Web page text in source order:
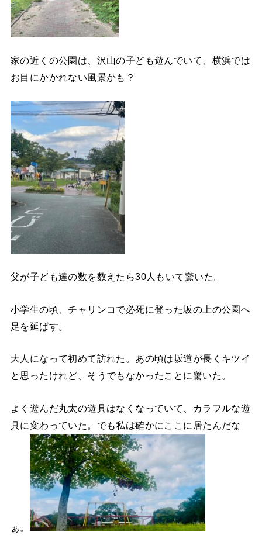
家の近くの公園は、沢山の子ども遊んでいて、横浜では
お目にかかれない風景かも？
父が子ども達の数を数えたら30人もいて驚いた。
小学生の頃、チャリンコで必死に登った坂の上の公園へ
足を延ばす。
大人になって初めて訪れた。あの頃は坂道が長くキツイ
と思ったけれど、そうでもなかったことに驚いた。
よく遊んだ丸太の遊具はなくなっていて、カラフルな遊
具に変わっていた。でも私は確かにここに居たんだな
ぁ。